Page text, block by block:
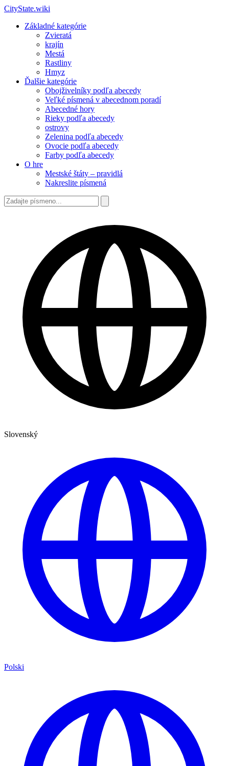
CityState.wiki
Základné kategórie
Zvieratá
krajín
Mestá
Rastliny
Hmyz
Ďalšie kategórie
Obojživelníky podľa abecedy
Veľké písmená v abecednom poradí
Abecedné hory
Rieky podľa abecedy
ostrovy
Zelenina podľa abecedy
Ovocie podľa abecedy
Farby podľa abecedy
O hre
Mestské štáty – pravidlá
Nakreslite písmená
Slovenský
Polski